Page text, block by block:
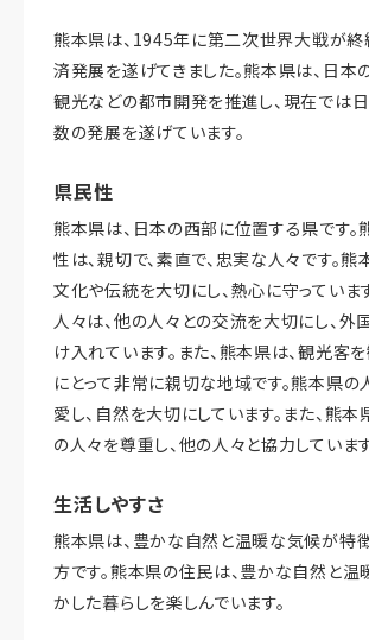
熊本県は、1945年に第二次世界大戦が終
済発展を遂げてきました。熊本県は、日本
観光などの都市開発を推進し、現在では
数の発展を遂げています。
県民性
熊本県は、日本の西部に位置する県です
性は、親切で、素直で、忠実な人々です。熊
文化や伝統を大切にし、熱心に守っていま
人々は、他の人々との交流を大切にし、外
け入れています。また、熊本県は、観光客
にとって非常に親切な地域です。熊本県の
愛し、自然を大切にしています。また、熊本
の人々を尊重し、他の人々と協力しています
生活しやすさ
熊本県は、豊かな自然と温暖な気候が特
方です。熊本県の住民は、豊かな自然と
かした暮らしを楽しんでいます。